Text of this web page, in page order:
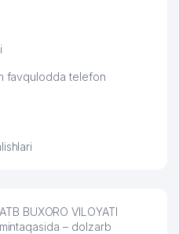
favqulodda telefon
BUXORO VILOYATI
– dolzarb